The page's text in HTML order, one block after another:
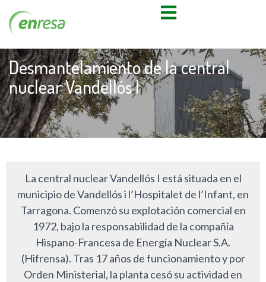
Desmantelamiento de la central
nuclear Vandellós I
La central nuclear Vandellós I está situada en el
municipio de Vandellós i l’Hospitalet de l’Infant, en
Tarragona. Comenzó su explotación comercial en
1972, bajo la responsabilidad de la compañía
Hispano-Francesa de Energía Nuclear S.A.
(Hifrensa). Tras 17 años de funcionamiento y por
Orden Ministerial, la planta cesó su actividad en